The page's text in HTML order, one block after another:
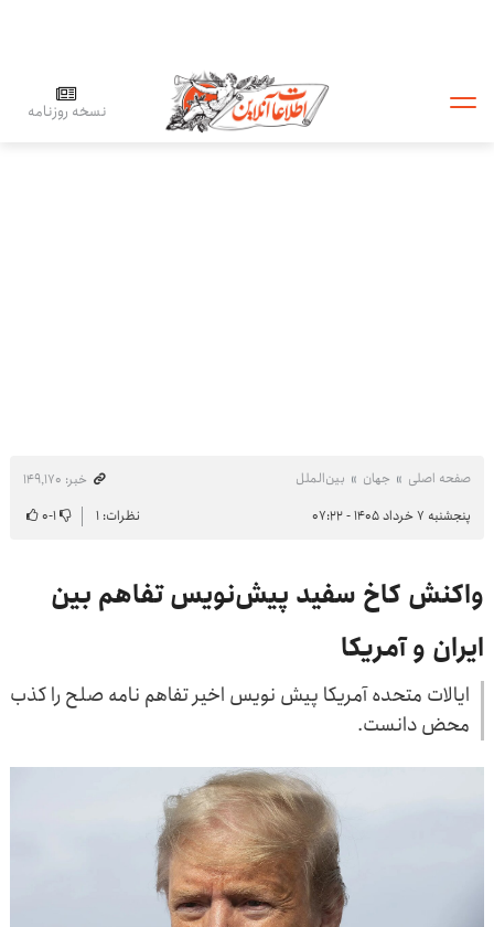
نسخه روزنامه
صفحه اصلی جهان بین‌الملل
خبر: ۱۴۹٬۱۷۰
پنجشنبه ۷ خرداد ۱۴۰۵ - ۰۷:۲۲
نظرات: ۱ ۱-۰
واکنش کاخ سفید پیش‌نویس تفاهم بین
ایران و آمریکا
ایالات متحده آمریکا پیش نویس اخیر تفاهم نامه صلح را کذب
محض دانست.